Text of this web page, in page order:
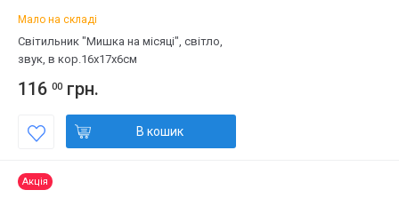
Мало на складі
Світильник "Мишка на місяці", світло,
звук, в кор.16х17х6см
116 00 грн.
В кошик
Акція